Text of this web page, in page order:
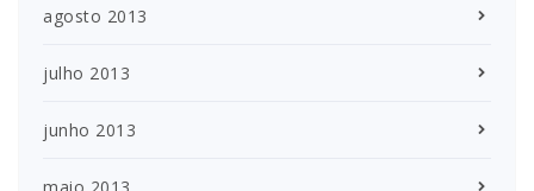
agosto 2013
julho 2013
junho 2013
maio 2013